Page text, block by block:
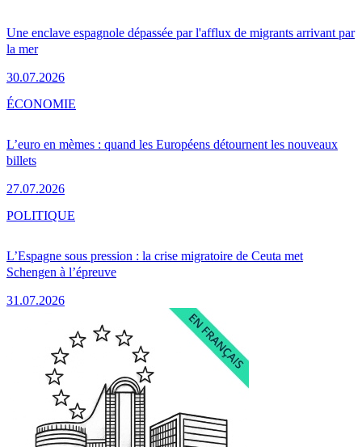
Une enclave espagnole dépassée par l'afflux de migrants arrivant par
la mer
30.07.2026
L’euro en mèmes : quand les Européens détournent les nouveaux
billets
27.07.2026
ÉCONOMIE
L’Espagne sous pression : la crise migratoire de Ceuta met
Schengen à l’épreuve
31.07.2026
POLITIQUE